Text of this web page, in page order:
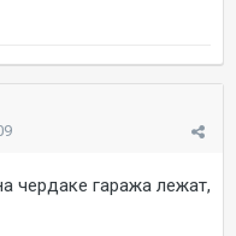
чердаке гаража лежат,